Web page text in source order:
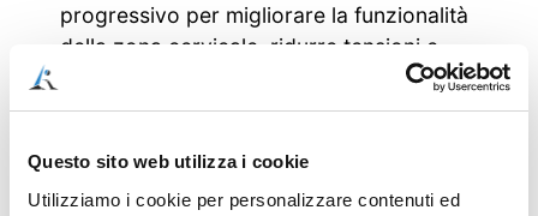
Questo sito web utilizza i cookie
Utilizziamo i cookie per personalizzare contenuti ed
progressivo per migliorare la funzionalità
della zona cervicale, ridurre tensioni e
dolori e recuperare stabilità, mobilità e
forza. Sono pensate per chi vuole un
autonomia, guidato da un metodo testato
su migliaia di persone.